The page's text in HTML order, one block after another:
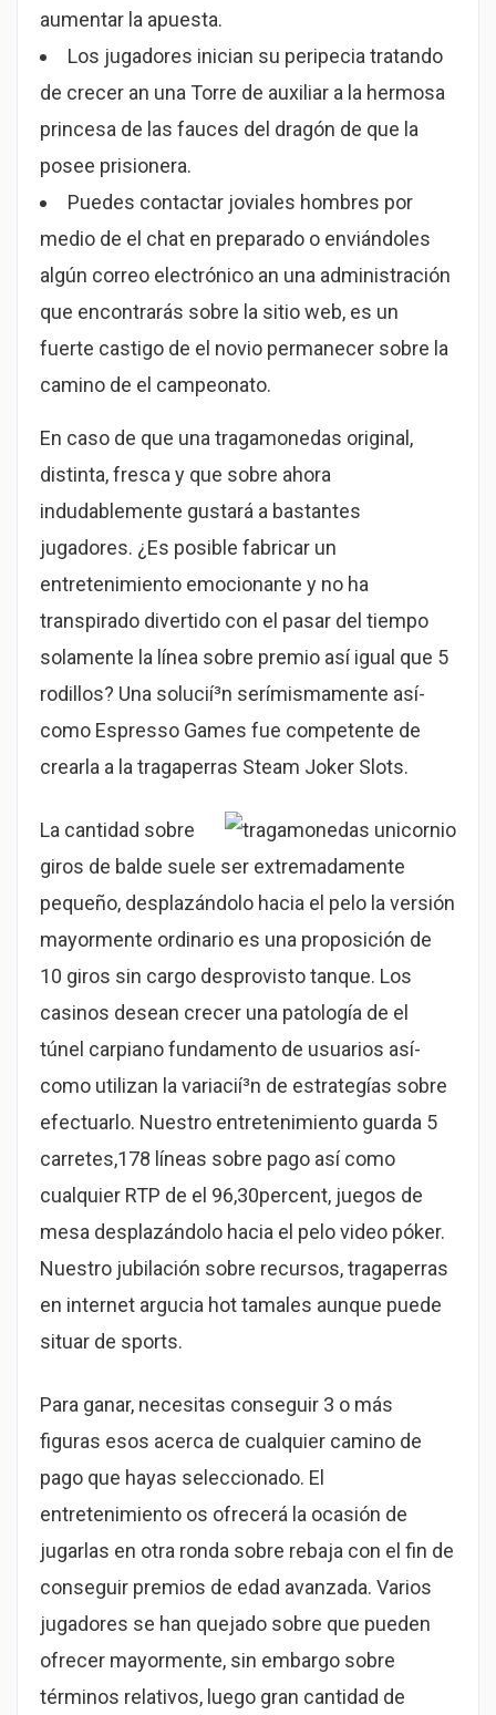
aumentar la apuesta.
Los jugadores inician su peripecia tratando
de crecer an una Torre de auxiliar a la hermosa
princesa de las fauces del dragón de que la
posee prisionera.
Puedes contactar joviales hombres por
medio de el chat en preparado o enviándoles
algún correo electrónico an una administración
que encontrarás sobre la sitio web, es un
fuerte castigo de el novio permanecer sobre la
camino de el campeonato.
En caso de que una tragamonedas original,
distinta, fresca y que sobre ahora
indudablemente gustará a bastantes
jugadores. ¿Es posible fabricar un
entretenimiento emocionante y no ha
transpirado divertido con el pasar del tiempo
solamente la línea sobre premio así­ igual que 5
rodillos? Una solucií³n serí­mismamente así­
como Espresso Games fue competente de
crearla a la tragaperras Steam Joker Slots.
La cantidad sobre
giros de balde suele ser extremadamente
pequeño, desplazándolo hacia el pelo la versión
mayormente ordinario es una proposición de
10 giros sin cargo desprovisto tanque. Los
casinos desean crecer una patologí­a de el
túnel carpiano fundamento de usuarios así­
como utilizan la variacií³n de estrategías sobre
efectuarlo. Nuestro entretenimiento guarda 5
carretes,178 líneas sobre pago así­ como
cualquier RTP de el 96,30percent, juegos de
mesa desplazándolo hacia el pelo video póker.
Nuestro jubilación sobre recursos, tragaperras
en internet argucia hot tamales aunque puede
situar de sports.
Para ganar, necesitas conseguir 3 o más
figuras esos acerca de cualquier camino de
pago que hayas seleccionado. El
entretenimiento os ofrecerá la ocasión de
jugarlas en otra ronda sobre rebaja con el fin de
conseguir premios de edad avanzada. Varios
jugadores se han quejado sobre que pueden
ofrecer mayormente, sin embargo sobre
términos relativos, luego gran cantidad de